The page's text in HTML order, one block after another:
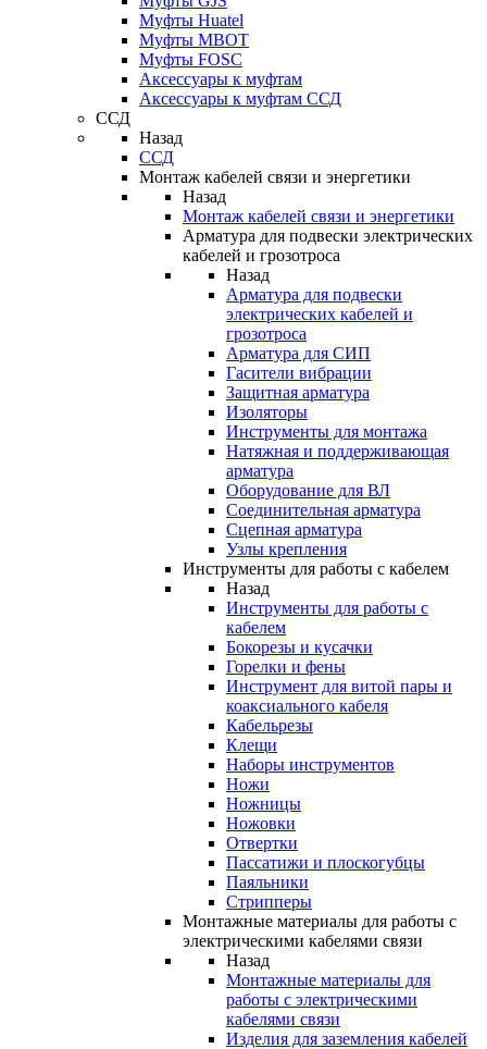
Муфты Huatel
Муфты МВОТ
Муфты FOSC
Аксессуары к муфтам
Аксессуары к муфтам ССД
ССД
Назад
ССД
Монтаж кабелей связи и энергетики
Назад
Монтаж кабелей связи и энергетики
Арматура для подвески электрических
кабелей и грозотроса
Назад
Арматура для подвески
электрических кабелей и
грозотроса
Арматура для СИП
Гасители вибрации
Защитная арматура
Изоляторы
Инструменты для монтажа
Натяжная и поддерживающая
арматура
Оборудование для ВЛ
Соединительная арматура
Сцепная арматура
Узлы крепления
Инструменты для работы с кабелем
Назад
Инструменты для работы с
кабелем
Бокорезы и кусачки
Горелки и фены
Инструмент для витой пары и
коаксиального кабеля
Кабельрезы
Клещи
Наборы инструментов
Ножи
Ножницы
Ножовки
Отвертки
Пассатижи и плоскогубцы
Паяльники
Стрипперы
Монтажные материалы для работы с
электрическими кабелями связи
Назад
Монтажные материалы для
работы с электрическими
кабелями связи
Изделия для заземления кабелей